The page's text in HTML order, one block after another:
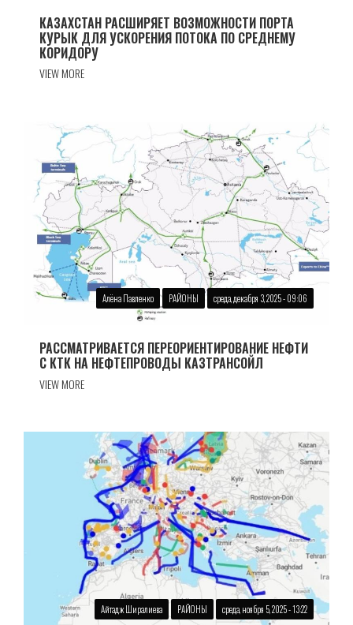
КАЗАХСТАН РАСШИРЯЕТ ВОЗМОЖНОСТИ ПОРТА
КУРЫК ДЛЯ УСКОРЕНИЯ ПОТОКА ПО СРЕДНЕМУ
КОРИДОРУ
VIEW MORE
Алёна Павленко РАЙОНЫ среда, декабря 3, 2025 - 09:06
РАССМАТРИВАЕТСЯ ПЕРЕОРИЕНТИРОВАНИЕ НЕФТИ
С КТК НА НЕФТЕПРОВОДЫ КАЗТРАНСОЙЛ
VIEW MORE
Айтадж Ширалиева РАЙОНЫ среда, ноября 5, 2025 - 13:22